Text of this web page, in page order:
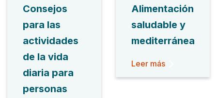
Consejos
para las
actividades
de la vida
diaria para
personas
Alimentación
saludable y
mediterránea
Leer más